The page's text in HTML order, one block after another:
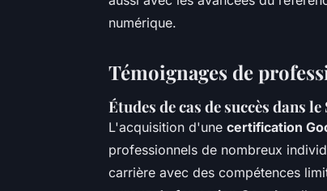
numérique.
Témoignages de
Études de cas de succès dans le
L'acquisition d'une certification
professionnels de nombreux
carrière avec des compétences